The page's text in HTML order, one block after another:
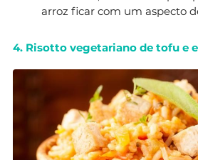
arroz ficar com um aspecto
4. Risotto vegetariano de tofu e